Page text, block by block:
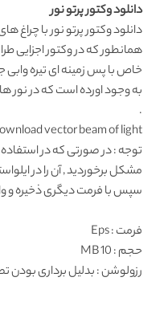
دانلود وکتور پرتو نور
دانلود وکتورپرتو نور با چراغ
همانطور که دروکتور اجزایی
خاص با پس زمینه ای تیره وابی
به وجود اورده است که در
.
vector beam of light
توجه : در صورتی که در
سپس با فرمت دیگری ذخیره و
فرمت: Eps
حجم : 10 MB
رزولوشن: بدلیل برداری بودن